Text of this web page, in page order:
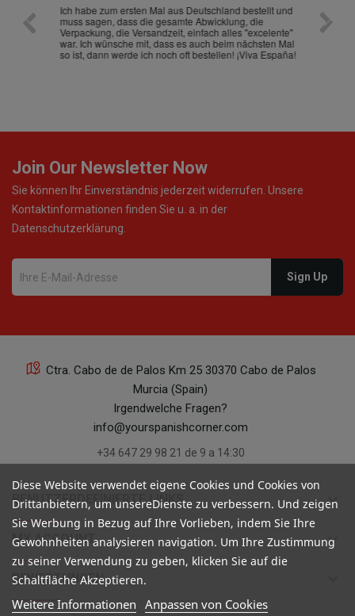
Ich habe zum ersten Mal aus Deutschland bestellt und
muss sagen, dass die gesamte Abwicklung, die
Verpackung, die Versandzeit, einfach alles "excelente"
war. Ich wünsche mit, dass es auch beim nächsten Mal
so ist, dann werde ich noch oft bestellen! ¡Viva España!
Die
gut
ist
Join Our Newsletter Now
Sie können Ihr Einverständnis jederzeit widerrufen. Unsere
Kontaktinformationen finden Sie u. a. in der
Datenschutzerklärung.
Ctra. Cabo de de Palos Km 25 30370 Cabo de Palos
Murcia (Spain)
Irgendwelche Fragen?
info@yourspanishcorner.com
+34 647 29 98 21 de 9 a 14:30
BENUTZERDEFINIERTE LINKS keyboard_arrow_down
MY ACCOUNT keyboard_arrow_down
BEWERTUNGEN
Diese Website verwendet eigene Cookies und Cookies von
Drittanbietern, um unsereDienste zu verbessern. Und zeigen
Sie Werbung in Bezug auf Ihre Vorlieben, indem Sie Ihre
Gewohnheiten analysieren navigation. Um Ihre Zustimmung
zu seiner Verwendung zu geben, klicken Sie auf die
Schaltfläche Akzeptieren.
Weitere Informationen Anpassen von Cookies